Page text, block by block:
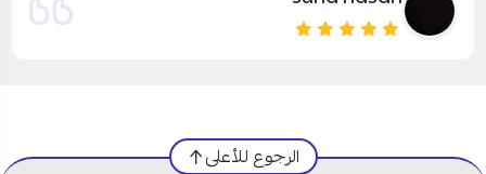
الرجوع للأعلى